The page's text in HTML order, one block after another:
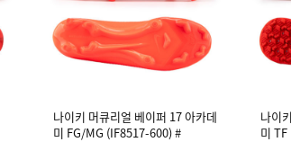
나이키 머큐리얼 베이퍼 17 아카데
미 FG/MG (IF8517-600) #
나이
미